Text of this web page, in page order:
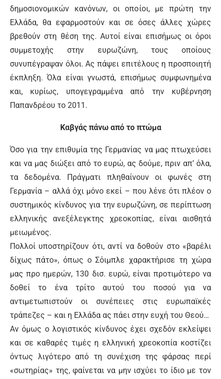
δημοσιονομικών κανόνων, οι οποίοι, με πρώτη την
Ελλάδα, θα εφαρμοστούν και σε όσες άλλες χώρες
βρεθούν στη θέση της. Αυτοί είναι επισήμως οι όροι
συμμετοχής στην ευρωζώνη, τους οποίους
συνυπέγραψαν όλοι. Ας πάψει επιτέλους η προσποιητή
έκπληξη. Όλα είναι γνωστά, επισήμως συμφωνημένα
και, κυρίως, υπογεγραμμένα από την κυβέρνηση
Παπανδρέου το 2011.
Καβγάς πάνω από το πτώμα
Όσο για την επιθυμία της Γερμανίας να μας πτωχεύσει
και να μας διώξει από το ευρώ, ας δούμε, πριν απ’ όλα,
τα δεδομένα. Πράγματι πληθαίνουν οι φωνές στη
Γερμανία – αλλά όχι μόνο εκεί – που λένε ότι πλέον ο
συστημικός κίνδυνος για την ευρωζώνη, σε περίπτωση
ελληνικής ανεξέλεγκτης χρεοκοπίας, είναι αισθητά
μειωμένος.
Πολλοί υποστηρίζουν ότι, αντί να δοθούν στο «βαρέλι
δίχως πάτο», όπως ο Σόιμπλε χαρακτήρισε τη χώρα
μας προ ημερών, 130 δισ. ευρώ, είναι προτιμότερο να
δοθεί το ένα τρίτο αυτού του ποσού για να
αντιμετωπιστούν οι συνέπειες στις ευρωπαϊκές
τράπεζες – και η Ελλάδα ας πάει στην ευχή του Θεού…
Αν όμως ο λογιστικός κίνδυνος έχει σχεδόν εκλείψει
και σε καθαρές τιμές η ελληνική χρεοκοπία κοστίζει
όντως λιγότερο από τη συνέχιση της φάρσας περί
«σωτηρίας» της, φαίνεται να μην ισχύει το ίδιο με τον